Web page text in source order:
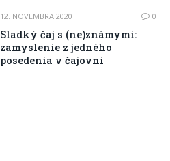
12. NOVEMBRA 2020 0
Sladký čaj s (ne)známymi:
zamyslenie z jedného
posedenia v čajovni